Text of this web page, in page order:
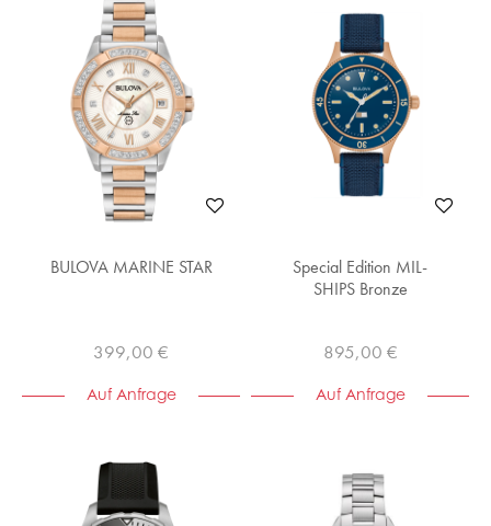
BULOVA MARINE STAR
399,00 €
Auf Anfrage
Special Edition MIL-
SHIPS Bronze
895,00 €
Auf Anfrage